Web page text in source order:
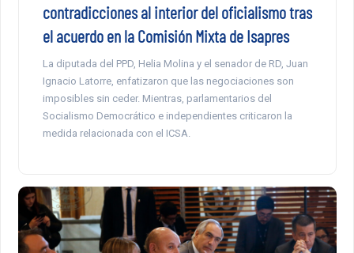
contradicciones al interior del oficialismo tras
el acuerdo en la Comisión Mixta de Isapres
La diputada del PPD, Helia Molina y el senador de RD, Juan
Ignacio Latorre, enfatizaron que las negociaciones son
imposibles sin ceder. Mientras, parlamentarios del
Socialismo Democrático e independientes criticaron la
medida relacionada con el ICSA.